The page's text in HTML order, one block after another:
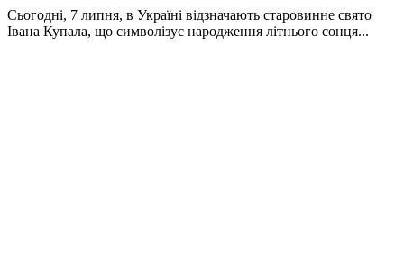
Сьогодні, 7 липня, в Україні відзначають старовинне свято
Івана Купала, що символізує народження літнього сонця...